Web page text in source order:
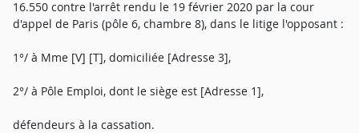
16.550 contre l'arrêt rendu le 19 février 2020 par la cour
d'appel de Paris (pôle 6, chambre 8), dans le litige l'opposant :
1°/ à Mme [V] [T], domiciliée [Adresse 3],
2°/ à Pôle Emploi, dont le siège est [Adresse 1],
défendeurs à la cassation.